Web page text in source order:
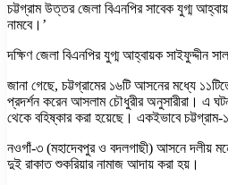
চট্টগ্রাম উত্তর জেলা বিএনপির সাবেক যুগ্ম
নামবে।’
দক্ষিণ জেলা বিএনপির যুগ্ম আহ্বায়ক সাইফুদ্দীন
জানা গেছে, চট্টগ্রামের ১৬টি আসনের মধ্যে
প্রদর্শন করেন আসলাম চৌধুরীর অনুসারীরা। এ
থেকে বহিষ্কার করা হয়েছে। একইভাবে
নওগাঁ-৩ (মহাদেবপুর ও বদলগাছী) আসনে দলীয়
দুই রাকাত শুকরিয়ার নামাজ আদায় করা হয়।